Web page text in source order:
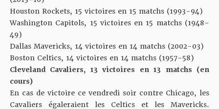
Houston Rockets, 15 victoires en 15 matchs (1993-94)
Washington Capitols, 15 victoires en 15 matchs (1948-
49)
Dallas Mavericks, 14 victoires en 14 matchs (2002-03)
Boston Celtics, 14 victoires en 14 matchs (1957-58)
Cleveland Cavaliers, 13 victoires en 13 matchs (en
cours)
En cas de victoire ce vendredi soir contre Chicago, les
Cavaliers égaleraient les Celtics et les Mavericks.